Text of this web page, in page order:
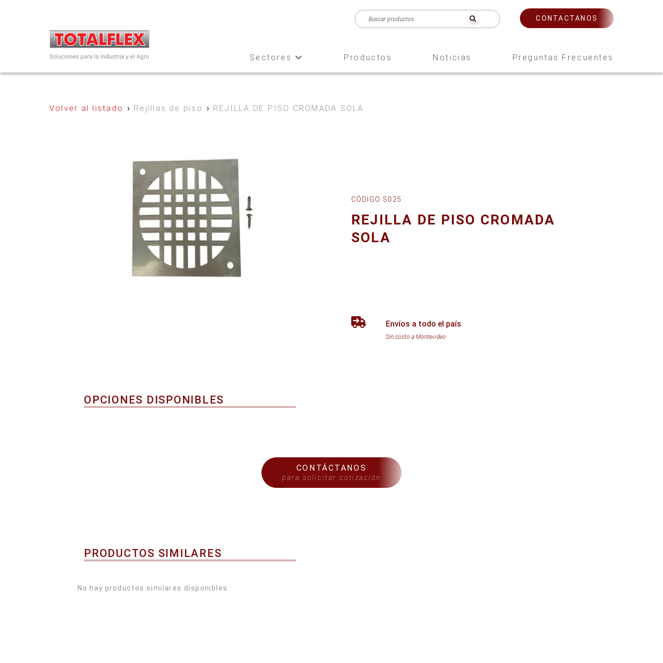
CONTACTANOS
Sectores Productos Noticias Preguntas Frecuentes
Volver al listado › Rejillas de piso › REJILLA DE PISO CROMADA SOLA
CÓDIGO S025
REJILLA DE PISO CROMADA
SOLA
Envíos a todo el país
Sin costo a Montevideo
OPCIONES DISPONIBLES
CONTÁCTANOS
para solicitar cotización
PRODUCTOS SIMILARES
No hay productos similares disponibles